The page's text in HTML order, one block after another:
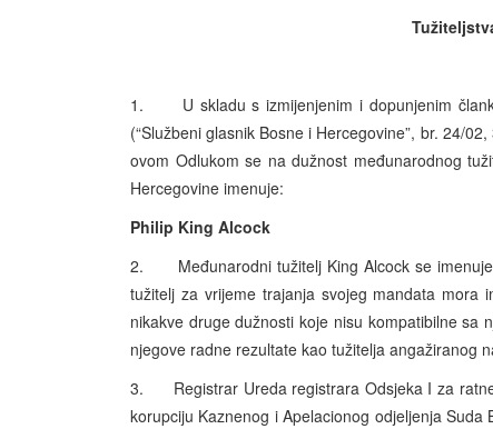
1. U skladu s izmijenjenim i dopunjenim
(“Službeni glasnik Bosne i Hercegovine”, br. 24/
ovom Odlukom se na dužnost međunarodnog
Hercegovine imenuje:
Philip King Alcock
2. Međunarodni tužitelj King Alcock se imenuje
tužitelj za vrijeme trajanja svojeg mandata
nikakve druge dužnosti koje nisu kompatibilne sa
njegove radne rezultate kao tužitelja angažiranog
3. Registrar Ureda registrara Odsjeka I za ratne
korupciju Kaznenog i Apelacionog odjeljenja